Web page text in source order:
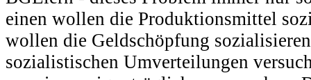
einen wollen die Produktionsmittel
wollen die Geldschöpfung
sozialistischen Umverteilungen